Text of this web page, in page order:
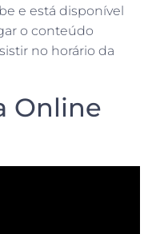
e está disponível
o conteúdo
no horário da
Online